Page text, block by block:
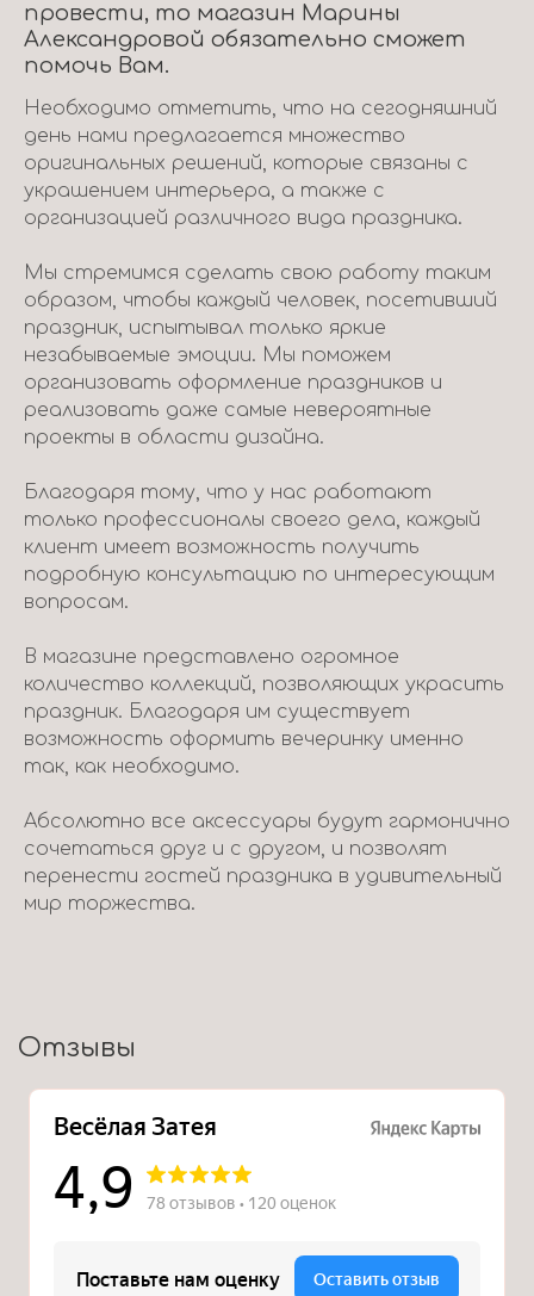
провести, то магазин Марины
Александровой обязательно сможет
помочь Вам.
Необходимо отметить, что на сегодняшний
день нами предлагается множество
оригинальных решений, которые связаны с
украшением интерьера, а также с
организацией различного вида праздника.
Мы стремимся сделать свою работу таким
образом, чтобы каждый человек, посетивший
праздник, испытывал только яркие
незабываемые эмоции. Мы поможем
организовать оформление праздников и
реализовать даже самые невероятные
проекты в области дизайна.
Благодаря тому, что у нас работают
только профессионалы своего дела, каждый
клиент имеет возможность получить
подробную консультацию по интересующим
вопросам.
В магазине представлено огромное
количество коллекций, позволяющих украсить
праздник. Благодаря им существует
возможность оформить вечеринку именно
так, как необходимо.
Абсолютно все аксессуары будут гармонично
сочетаться друг и с другом, и позволят
перенести гостей праздника в удивительный
мир торжества.
Отзывы